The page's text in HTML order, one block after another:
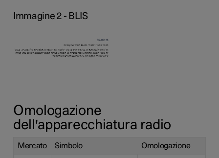
Immagine 2 - BLIS
Omologazione
dell'apparecchiatura radio
Mercato Simbolo Omologazione